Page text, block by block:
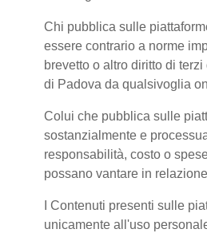
Chi pubblica sulle
essere contrario a norme
brevetto o altro diritto di
di Padova da qualsivoglia
Colui che pubblica sulle
sostanzialmente e
responsabilità, costo o
possano vantare in
I Contenuti presenti sulle
unicamente all'uso